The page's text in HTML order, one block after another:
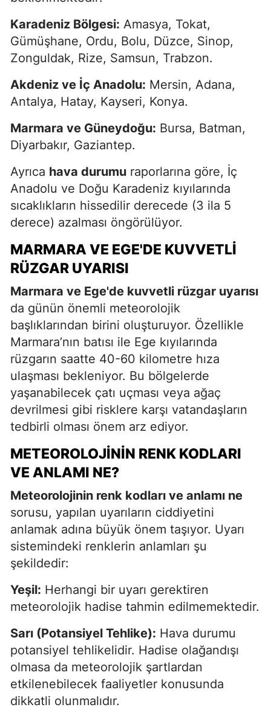
Karadeniz Bölgesi: Amasya, Tokat,
Gümüşhane, Ordu, Bolu, Düzce, Sinop,
Zonguldak, Rize, Samsun, Trabzon.
Akdeniz ve İç Anadolu: Mersin, Adana,
Antalya, Hatay, Kayseri, Konya.
Marmara ve Güneydoğu: Bursa, Batman,
Diyarbakır, Gaziantep.
Ayrıca hava durumu raporlarına göre, İç
Anadolu ve Doğu Karadeniz kıyılarında
sıcaklıkların hissedilir derecede (3 ila 5
derece) azalması öngörülüyor.
MARMARA VE EGE'DE KUVVETLI
RÜZGAR UYARISI
Marmara ve Ege'de kuvvetli rüzgar uyarısı
da günün önemli meteorolojik
başlıklarından birini oluşturuyor. Özellikle
Marmara’nın batısı ile Ege kıyılarında
rüzgarın saatte 40-60 kilometre hıza
ulaşması bekleniyor. Bu bölgelerde
yaşanabilecek çatı uçması veya ağaç
devrilmesi gibi risklere karşı vatandaşların
tedbirli olması önem arz ediyor.
METEOROLOJININ RENK KODLARI
VE ANLAMI NE?
Meteorolojinin renk kodları ve anlamı ne
sorusu, yapılan uyarıların ciddiyetini
anlamak adına büyük önem taşıyor. Uyarı
sistemindeki renklerin anlamları şu
şekildedir:
Yeşil: Herhangi bir uyarı gerektiren
meteorolojik hadise tahmin edilmemektedir.
Sarı (Potansiyel Tehlike): Hava durumu
potansiyel tehlikelidir. Hadise olağandışı
olmasa da meteorolojik şartlardan
etkilenebilecek faaliyetler konusunda
dikkatli olunmalıdır.